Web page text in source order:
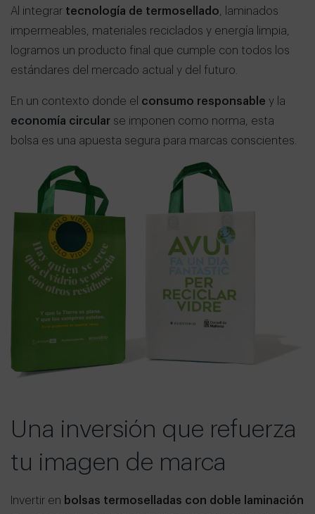
Al integrar tecnología de termosellado , laminados
impermeables, materiales reciclados y energía limpia,
logramos un producto final que cumple con todos los
estándares del mercado actual y del futuro.
En un contexto donde el consumo responsable y la
economía circular se imponen como norma, esta
bolsa es una apuesta segura para marcas conscientes.
Una inversión que refuerza
tu imagen de marca
Invertir en bolsas termoselladas con doble laminación